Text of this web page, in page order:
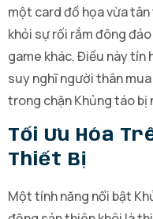
một card đồ họa vừa
khỏi sự rối rắm đông
game khác. Điều này
suy nghĩ người thân
trong chặn Khủng táo bị
Tối Ưu Hóa
Thiết Bị
Một tính năng nổi bật